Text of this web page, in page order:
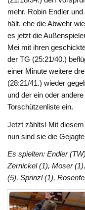
mehr. Robin Endler
hält, ehe die Abwehr
es jetzt die
Mei mit ihren
der TG (25:21/40.)
einer Minute weitere
(28:21/41.) wieder
und der ein oder
Torschützenliste ein.
Jetzt zählts! Mit
nun sind sie die
Es spielten: Endler
Zernickel (1), Moser
(5), Sprinzl (1),